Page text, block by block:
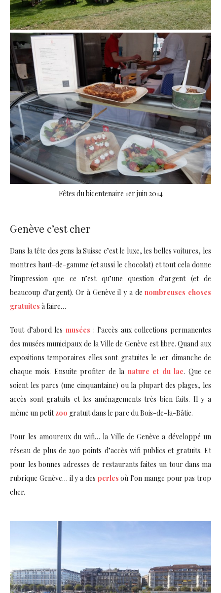
Fêtes du bicentenaire 1er juin 2014
Genève c’est cher
Dans la tête des gens la Suisse c’est le luxe, les belles voitures, les
montres haut-de-gamme (et aussi le chocolat) et tout cela donne
l’impression que ce n’est qu’une question d’argent (et de
beaucoup d’argent). Or à Genève il y a denombreuses choses
gratuites à faire…
Tout d’abord les musées : l’accès aux collections permanentes
des musées municipaux de la Ville de Genève est libre. Quand aux
expositions temporaires elles sont gratuites le 1er dimanche de
chaque mois. Ensuite profiter de la nature et du lac. Que ce
soient les parcs (une cinquantaine) ou la plupart des plages, les
accès sont gratuits et les aménagements très bien faits. Il y a
même un petitzoo gratuit dans le parc du Bois-de-la-Bâtie.
Pour les amoureux du wifi… la Ville de Genève a développé un
réseau de plus de 290 points d’accès wifi publics et gratuits. Et
pour les bonnes adresses de restaurants faites un tour dans ma
rubrique Genève… il y a des perles où l’on mange pour pas trop
cher.